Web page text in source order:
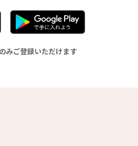
みご登録いただけます